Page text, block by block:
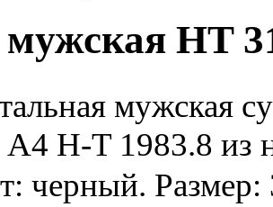
HT
мужская
А4 H-T 1983.8 из
черный.